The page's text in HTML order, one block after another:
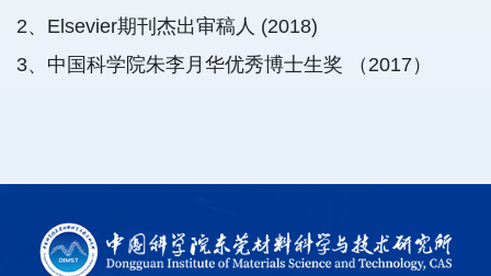
2、Elsevier期刊杰出审稿人 (2018)
3、中国科学院朱李月华优秀博士生奖 （2017）